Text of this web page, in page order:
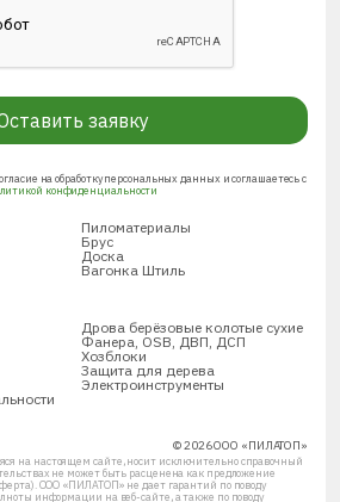
заявку
на обработку персональных данных и соглашаетесь с
конфиденциальности
Пиломатериалы
Брус
Доска
Вагонка Штиль
Дрова берёзовые колотые сухие
Фанера, OSB, ДВП, ДСП
Хозблоки
Защита для дерева
Электроинструменты
© 2026 ООО «ПИЛАТОП»
на настоящем сайте, носит исключительно справочный
не может быть расценена как предложение
ООО «ПИЛАТОП» не дает гарантий по поводу
информации на веб-сайте, а также по поводу